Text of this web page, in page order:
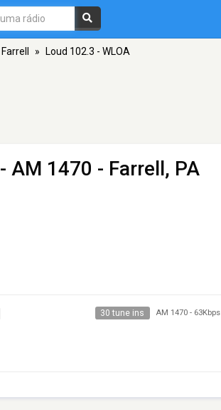
Farrell » Loud 102.3 - WLOA
- AM 1470 - Farrell, PA
30 tune ins AM 1470- 63Kbps